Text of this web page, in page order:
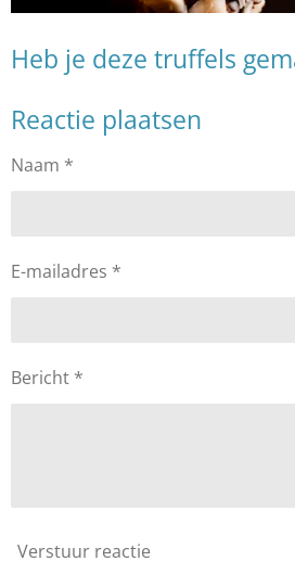
Heb je deze truffels
Reactie plaatsen
Naam *
E-mailadres *
Bericht *
Verstuur reactie